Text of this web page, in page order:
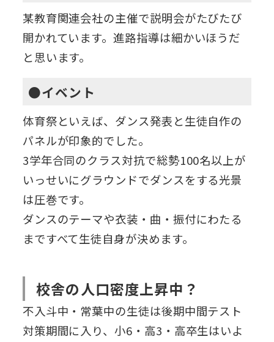
某教育関連会社の主催で説明会がたびたび
開かれています。進路指導は細かいほうだ
と思います。
●イベント
体育祭といえば、ダンス発表と生徒自作の
パネルが印象的でした。
3学年合同のクラス対抗で総勢100名以上が
いっせいにグラウンドでダンスをする光景
は圧巻です。
ダンスのテーマや衣装・曲・振付にわたる
まですべて生徒自身が決めます。
校舎の人口密度上昇中？
不入斗中・常葉中の生徒は後期中間テスト
対策期間に入り、小6・高3・高卒生はいよ